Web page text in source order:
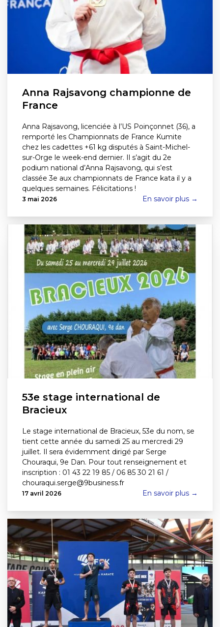
Anna Rajsavong championne de
France
Anna Rajsavong, licenciée à l’US Poinçonnet (36), a
remporté les Championnats de France Kumite
chez les cadettes +61 kg disputés à Saint-Michel-
sur-Orge le week-end dernier. Il s’agit du 2e
podium national d’Anna Rajsavong, qui s’est
classée 3e aux championnats de France kata il y a
quelques semaines. Félicitations !
3 mai 2026 En savoir plus →
53e stage international de
Bracieux
Le stage international de Bracieux, 53e du nom, se
tient cette année du samedi 25 au mercredi 29
juillet. Il sera évidemment dirigé par Serge
Chouraqui, 9e Dan. Pour tout renseignement et
inscription : 01 43 22 19 85 / 06 85 30 21 61 /
chouraqui.serge@9business.fr
17 avril 2026 En savoir plus →